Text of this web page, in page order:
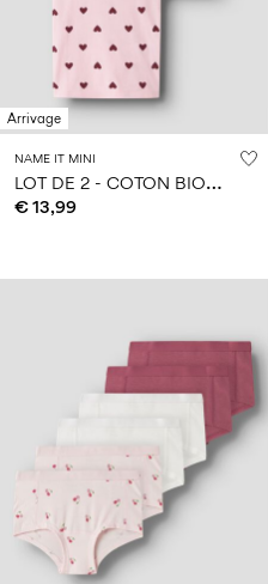
Arrivage
NAME IT MINI
L
OT DE 2 - COTON BIOLOGIQUE DÉBARDEUR
€ 13,99